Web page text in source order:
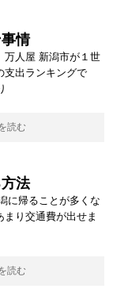
情
人屋 新潟市が１世
支出ランキングで
読む
法
に帰ることが多くな
まり交通費が出せま
読む